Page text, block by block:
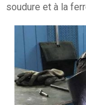
soudure et à la